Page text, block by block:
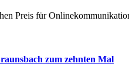
Preis für
zum zehnten Mal